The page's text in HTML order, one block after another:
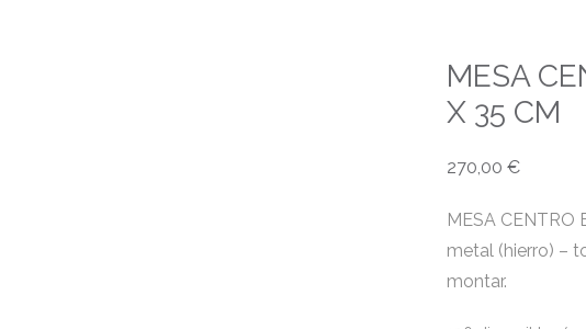
MESA
X 35 CM
270,00 €
MESA CENTRO
metal (hierro) –
montar.